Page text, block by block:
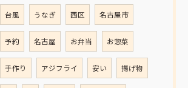
台風 うなぎ 西区 名古屋市
予約 名古屋 お弁当 お惣菜
手作り アジフライ 安い 揚げ物